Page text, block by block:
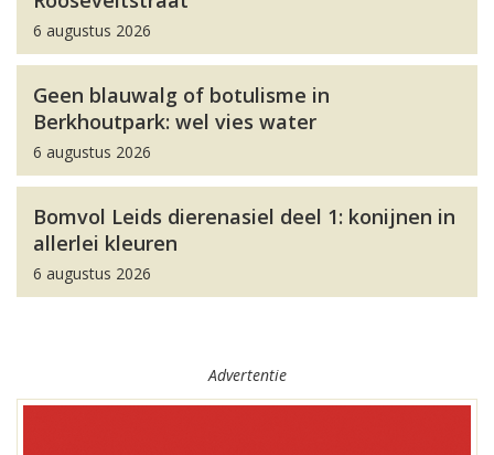
6 augustus 2026
Geen blauwalg of botulisme in
Berkhoutpark: wel vies water
6 augustus 2026
Bomvol Leids dierenasiel deel 1: konijnen in
allerlei kleuren
6 augustus 2026
Advertentie